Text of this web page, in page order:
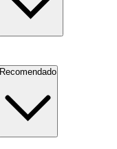
Recomendado